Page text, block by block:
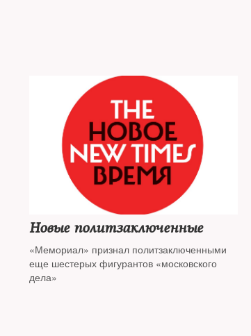
Новые политзаключенные
«Мемориал» признал политзаключенными
еще шестерых фигурантов «московского
дела»